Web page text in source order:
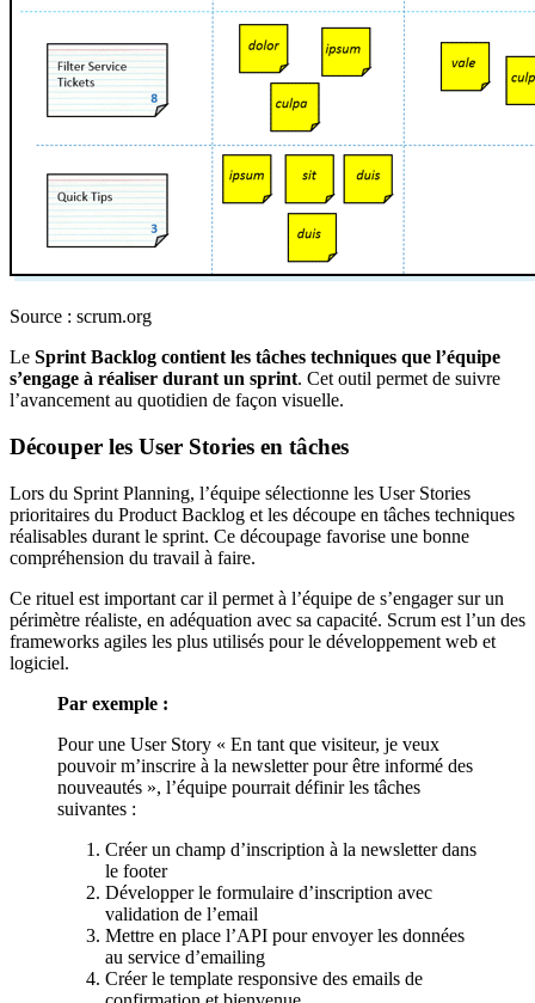
Source : scrum.org
Le Sprint Backlog contient les tâches techniques que l’équipe
s’engage à réaliser durant un sprint. Cet outil permet de suivre
l’avancement au quotidien de façon visuelle.
Découper les User Stories en tâches
Lors du Sprint Planning, l’équipe sélectionne les User Stories
prioritaires du Product Backlog et les découpe en tâches techniques
réalisables durant le sprint. Ce découpage favorise une bonne
compréhension du travail à faire.
Ce rituel est important car il permet à l’équipe de s’engager sur un
périmètre réaliste, en adéquation avec sa capacité. Scrum est l’un des
frameworks agiles les plus utilisés pour le développement web et
logiciel.
Par exemple :
Pour une User Story « En tant que visiteur, je veux
pouvoir m’inscrire à la newsletter pour être informé des
nouveautés », l’équipe pourrait définir les tâches
suivantes :
Créer un champ d’inscription à la newsletter dans
le footer
Développer le formulaire d’inscription avec
validation de l’email
Mettre en place l’API pour envoyer les données
au service d’emailing
Créer le template responsive des emails de